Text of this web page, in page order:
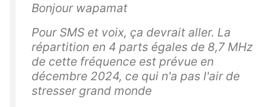
Bonjour wapamat
Pour SMS et voix, ça devrait aller. La
répartition en 4 parts égales de 8,7 MHz
de cette fréquence est prévue en
décembre 2024, ce qui n'a pas l'air de
stresser grand monde